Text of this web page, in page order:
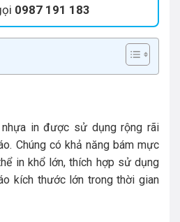
0987 191 183
in được sử dụng rộng rãi
Chúng có khả năng bám mực
in khổ lớn, thích hợp sử dụng
kích thước lớn trong thời gian